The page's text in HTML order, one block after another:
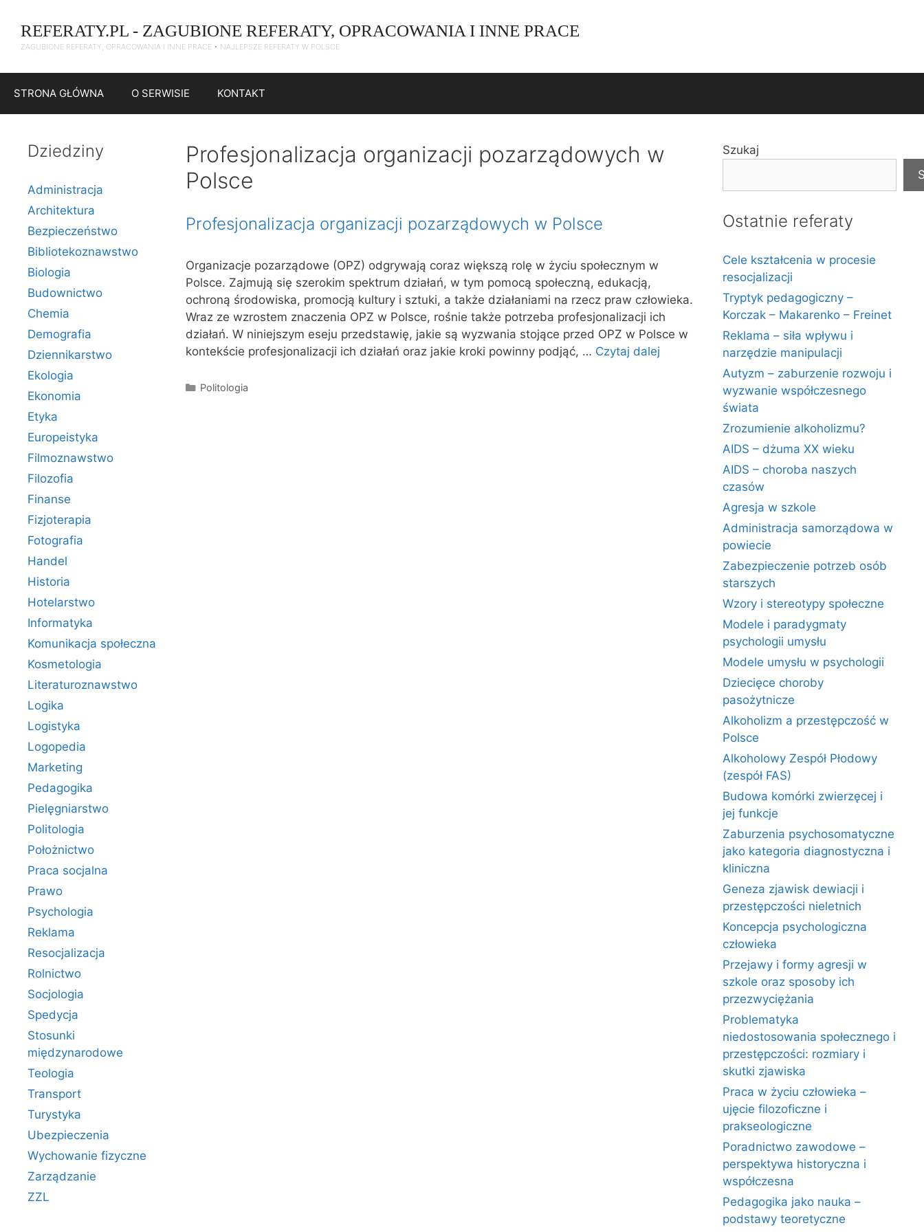
treści
REFERATY.PL - ZAGUBIONE REFERATY, OPRACOWANIA I INNE PRACE
ZAGUBIONE REFERATY, OPRACOWANIA I INNE PRACE • NAJLEPSZE REFERATY W POLSCE
STRONA GŁÓWNA O SERWISIE KONTAKT
Profesjonalizacja organizacji pozarządowych w
Polsce
Profesjonalizacja organizacji pozarządowych w Polsce
Organizacje pozarządowe (OPZ) odgrywają coraz większą rolę w życiu społecznym w
Polsce. Zajmują się szerokim spektrum działań, w tym pomocą społeczną, edukacją,
ochroną środowiska, promocją kultury i sztuki, a także działaniami na rzecz praw człowieka.
Wraz ze wzrostem znaczenia OPZ w Polsce, rośnie także potrzeba profesjonalizacji ich
działań. W niniejszym eseju przedstawię, jakie są wyzwania stojące przed OPZ w Polsce w
kontekście profesjonalizacji ich działań oraz jakie kroki powinny podjąć, … Czytaj dalej
Kategorie
Politologia
Dziedziny
Administracja
Architektura
Bezpieczeństwo
Bibliotekoznawstwo
Biologia
Budownictwo
Chemia
Demografia
Dziennikarstwo
Ekologia
Ekonomia
Etyka
Europeistyka
Filmoznawstwo
Filozofia
Finanse
Fizjoterapia
Fotografia
Handel
Historia
Hotelarstwo
Informatyka
Komunikacja społeczna
Kosmetologia
Literaturoznawstwo
Logika
Logistyka
Logopedia
Marketing
Pedagogika
Pielęgniarstwo
Politologia
Położnictwo
Praca socjalna
Prawo
Psychologia
Reklama
Resocjalizacja
Rolnictwo
Socjologia
Spedycja
Stosunki
międzynarodowe
Teologia
Transport
Turystyka
Ubezpieczenia
Wychowanie fizyczne
Zarządzanie
ZZL
Szukaj
Ostatnie referaty
Cele kształcenia w procesie
resocjalizacji
Tryptyk pedagogiczny –
Korczak – Makarenko – Freinet
Reklama – siła wpływu i
narzędzie manipulacji
Autyzm – zaburzenie rozwoju i
wyzwanie współczesnego
świata
Zrozumienie alkoholizmu?
AIDS – dżuma XX wieku
AIDS – choroba naszych
czasów
Agresja w szkole
Administracja samorządowa w
powiecie
Zabezpieczenie potrzeb osób
starszych
Wzory i stereotypy społeczne
Modele i paradygmaty
psychologii umysłu
Modele umysłu w psychologii
Dziecięce choroby
pasożytnicze
Alkoholizm a przestępczość w
Polsce
Alkoholowy Zespół Płodowy
(zespół FAS)
Budowa komórki zwierzęcej i
jej funkcje
Zaburzenia psychosomatyczne
jako kategoria diagnostyczna i
kliniczna
Geneza zjawisk dewiacji i
przestępczości nieletnich
Koncepcja psychologiczna
człowieka
Przejawy i formy agresji w
szkole oraz sposoby ich
przezwyciężania
Problematyka
niedostosowania społecznego i
przestępczości: rozmiary i
skutki zjawiska
Praca w życiu człowieka –
ujęcie filozoficzne i
prakseologiczne
Poradnictwo zawodowe –
perspektywa historyczna i
współczesna
Pedagogika jako nauka –
podstawy teoretyczne